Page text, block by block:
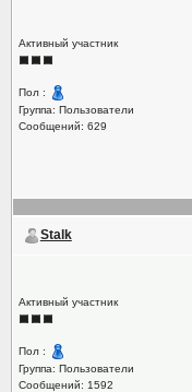
Активный участник
Пол :
Группа: Пользователи
Сообщений: 629
Stalk
Активный участник
Пол :
Группа: Пользователи
Сообщений: 1592